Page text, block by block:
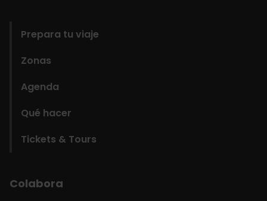
Prepara tu viaje
Zonas
Agenda
Qué hacer
Tickets & Tours
Colabora